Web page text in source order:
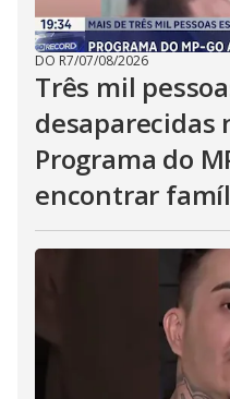
DO R7/07/08/2026
Três mil
desaparecidas
Programa do
encontrar